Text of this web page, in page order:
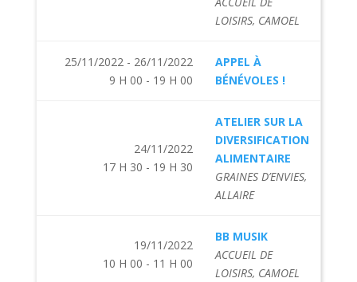
LOISIRS, CAMOEL
25/11/2022 - 26/11/2022
9 H 00 - 19 H 00
APPEL À
BÉNÉVOLES !
24/11/2022
17 H 30 - 19 H 30
ATELIER SUR LA
DIVERSIFICATION
ALIMENTAIRE
GRAINES D’ENVIES,
ALLAIRE
19/11/2022
10 H 00 - 11 H 00
BB MUSIK
ACCUEIL DE
LOISIRS, CAMOEL